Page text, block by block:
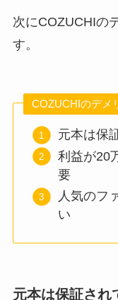
次にCOZUCHIの
す。
COZUCHIのデメ
元本は保
利益が20
要
人気のフ
い
元本は保証され